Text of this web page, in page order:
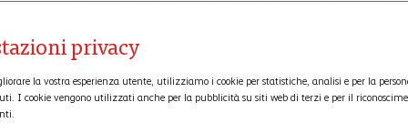
privacy
la vostra esperienza utente, utilizziamo i cookie per statistiche, analisi e per la
I cookie vengono utilizzati anche per la pubblicità su siti web di terzi e per il